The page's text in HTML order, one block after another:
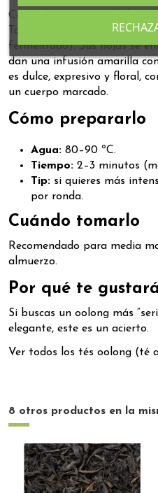
Conocido como uno de los
Taiwán, el Dung Ting es un
fermentado). Sus hojas se
dan una infusión amarilla
es dulce, expresivo y floral,
un cuerpo marcado.
Cómo prepararlo
Agua: 80–90 ºC.
Tiempo: 2–3 minutos
Tip: si quieres más
por ronda.
Cuándo tomarlo
Recomendado para media
almuerzo.
Por qué te gustará
Si buscas un oolong más
elegante, este es un acierto.
Ver todos los tés oolong (té
8 otros productos en la